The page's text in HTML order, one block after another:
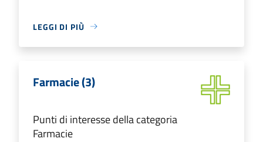
LEGGI DI PIÙ
Farmacie (3)
Punti di interesse della categoria
Farmacie